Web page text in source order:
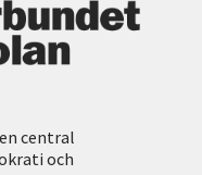
central
och